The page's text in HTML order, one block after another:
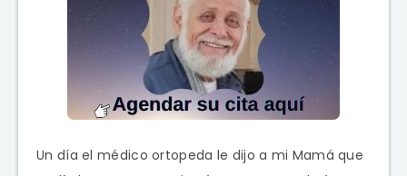
Un día el médico ortopeda le dijo a mi Mamá que